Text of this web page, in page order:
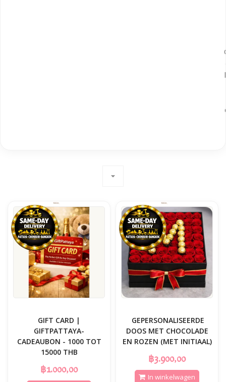
arrow_drop_down
GIFT CARD |
GIFTPATTAYA-
CADEAUBON - 1000 TOT
15000 THB
฿1.000,00
️ GEPERSONALISEERDE
DOOS MET CHOCOLADE
EN ROZEN (MET INITIAAL)
฿3.900,00
In winkelwagen